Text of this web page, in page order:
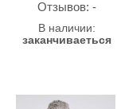
Oтзывов: -
В наличии:
заканчиваеться